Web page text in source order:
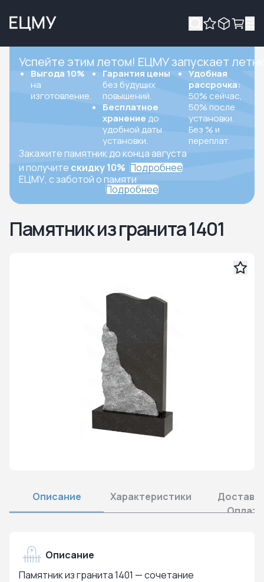
Успейте этим летом! ЕЦМУ запускает
Выгода 10%
на
изготовление.
Гарантия цены
без будущих
повышений.
Бесплатное
хранение до
удобной даты
установки.
Удобная
рассрочка:
50% сейчас,
50% после
установки.
Без % и
переплат.
Закажите памятник до конца августа
и получите скидку 10% Подробнее
ЕЦМУ, с заботой о памяти
Подробнее
Памятник из гранита 1401
Описание Характеристики
Оплата
Описание
Памятник из гранита 1401 — сочетание